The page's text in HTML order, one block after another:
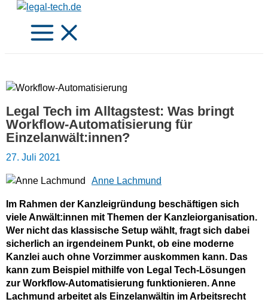
Zum
springen
Legal Tech im Alltagstest: Was bringt
Workflow-Automatisierung für
Einzelanwält:innen?
27. Juli 2021
Anne Lachmund
Im Rahmen der Kanzleigründung beschäftigen sich
viele Anwält:innen mit Themen der Kanzleiorganisation.
Wer nicht das klassische Setup wählt, fragt sich dabei
sicherlich an irgendeinem Punkt, ob eine moderne
Kanzlei auch ohne Vorzimmer auskommen kann. Das
kann zum Beispiel mithilfe von Legal Tech-Lösungen
zur Workflow-Automatisierung funktionieren. Anne
Lachmund arbeitet als Einzelanwältin im Arbeitsrecht